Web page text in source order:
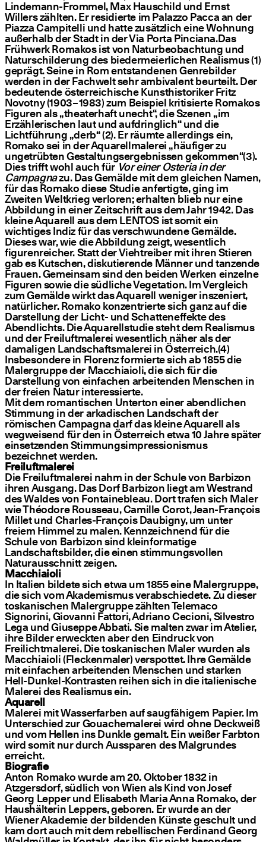
Lindemann-Frommel, Max Hauschild und Ernst
Willers zählten. Er residierte im Palazzo Pacca an der
Piazza Campitelli und hatte zusätzlich eine Wohnung
außerhalb der Stadt in der Via Porta Pinciana.Das
Frühwerk Romakos ist von Naturbeobachtung und
Naturschilderung des biedermeierlichen Realismus (1)
geprägt. Seine in Rom entstandenen Genrebilder
werden in der Fachwelt sehr ambivalent beurteilt. Der
bedeutende österreichische Kunsthistoriker Fritz
Novotny (1903 – 1983) zum Beispiel kritisierte Romakos
Figuren als„theaterhaft unecht“, die Szenen„im
Erzählerischen laut und aufdringlich“ und die
Lichtführung„derb“ (2). Er räumte allerdings ein,
Romako sei in der Aquarellmalerei„häufiger zu
ungetrübten Gestaltungsergebnissen gekommen“(3).
Dies trifft wohl auch fürVor einer Osteria in der
Campagnazu. Das Gemälde mit dem gleichen Namen,
für das Romako diese Studie anfertigte, ging im
Zweiten Weltkrieg verloren; erhalten blieb nur eine
Abbildung in einer Zeitschrift aus dem Jahr 1942. Das
kleine Aquarell aus dem LENTOS ist somit ein
wichtiges Indiz für das verschwundene Gemälde.
Dieses war, wie die Abbildung zeigt, wesentlich
figurenreicher. Statt der Viehtreiber mit ihren Stieren
gab es Kutschen, diskutierende Männer und tanzende
Frauen. Gemeinsam sind den beiden Werken einzelne
Figuren sowie die südliche Vegetation. Im Vergleich
zum Gemälde wirkt das Aquarell weniger inszeniert,
natürlicher. Romako konzentrierte sich ganz auf die
Darstellung der Licht- und Schatteneffekte des
Abendlichts. Die Aquarellstudie steht dem Realismus
und der Freiluftmalerei wesentlich näher als der
damaligen Landschaftsmalerei in Österreich.(4)
Insbesondere in Florenz formierte sich ab 1855 die
Malergruppe der Macchiaioli, die sich für die
Darstellung von einfachen arbeitenden Menschen in
der freien Natur interessierte.
Mit dem romantischen Unterton einer abendlichen
Stimmung in der arkadischen Landschaft der
römischen Campagna darf das kleine Aquarell als
wegweisend für den in Österreich etwa 10 Jahre später
einsetzenden Stimmungsimpressionismus
bezeichnet werden.
Freiluftmalerei
Die Freiluftmalerei nahm in der Schule von Barbizon
ihren Ausgang. Das Dorf Barbizon liegt am Westrand
des Waldes von Fontainebleau. Dort trafen sich Maler
wie Théodore Rousseau, Camille Corot, Jean-François
Millet und Charles-François Daubigny, um unter
freiem Himmel zu malen. Kennzeichnend für die
Schule von Barbizon sind kleinformatige
Landschaftsbilder, die einen stimmungsvollen
Naturausschnitt zeigen.
Macchiaioli
In Italien bildete sich etwa um 1855 eine Malergruppe,
die sich vom Akademismus verabschiedete. Zu dieser
toskanischen Malergruppe zählten Telemaco
Signorini, Giovanni Fattori, Adriano Cecioni, Silvestro
Lega und Giuseppe Abbati. Sie malten zwar im Atelier,
ihre Bilder erweckten aber den Eindruck von
Freilichtmalerei. Die toskanischen Maler wurden als
Macchiaioli (Fleckenmaler) verspottet. Ihre Gemälde
mit einfachen arbeitenden Menschen und starken
Hell-Dunkel-Kontrasten reihen sich in die italienische
Malerei des Realismus ein.
Aquarell
Malerei mit Wasserfarben auf saugfähigem Papier. Im
Unterschied zur Gouachemalerei wird ohne Deckweiß
und vom Hellen ins Dunkle gemalt. Ein weißer Farbton
wird somit nur durch Aussparen des Malgrundes
erreicht.
Biografie
Anton Romako wurde am 20. Oktober 1832 in
Atzgersdorf, südlich von Wien als Kind von Josef
Georg Lepper und Elisabeth Maria Anna Romako, der
Haushälterin Leppers, geboren. Er wurde an der
Wiener Akademie der bildenden Künste geschult und
kam dort auch mit dem rebellischen Ferdinand Georg